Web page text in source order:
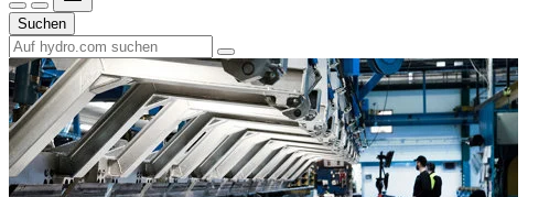
Suchen